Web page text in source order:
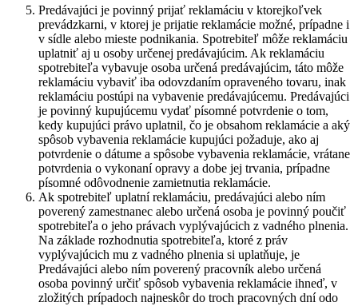
Predávajúci je povinný prijať reklamáciu v ktorejkoľvek
prevádzkarni, v ktorej je prijatie reklamácie možné, prípadne i
v sídle alebo mieste podnikania. Spotrebiteľ môže reklamáciu
uplatniť aj u osoby určenej predávajúcim. Ak reklamáciu
spotrebiteľa vybavuje osoba určená predávajúcim, táto môže
reklamáciu vybaviť iba odovzdaním opraveného tovaru, inak
reklamáciu postúpi na vybavenie predávajúcemu. Predávajúci
je povinný kupujúcemu vydať písomné potvrdenie o tom,
kedy kupujúci právo uplatnil, čo je obsahom reklamácie a aký
spôsob vybavenia reklamácie kupujúci požaduje, ako aj
potvrdenie o dátume a spôsobe vybavenia reklamácie, vrátane
potvrdenia o vykonaní opravy a dobe jej trvania, prípadne
písomné odôvodnenie zamietnutia reklamácie.
Ak spotrebiteľ uplatní reklamáciu, predávajúci alebo ním
poverený zamestnanec alebo určená osoba je povinný poučiť
spotrebiteľa o jeho právach vyplývajúcich z vadného plnenia.
Na základe rozhodnutia spotrebiteľa, ktoré z práv
vyplývajúcich mu z vadného plnenia si uplatňuje, je
Predávajúci alebo ním poverený pracovník alebo určená
osoba povinný určiť spôsob vybavenia reklamácie ihneď, v
zložitých prípadoch najneskôr do troch pracovných dní odo